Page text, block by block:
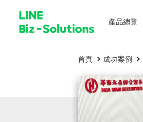
產品總覽
首頁 成功案例